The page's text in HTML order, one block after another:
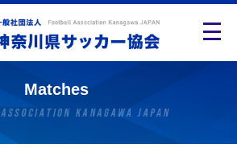
Matches